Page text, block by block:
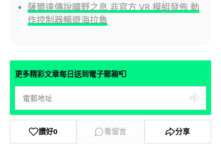
薩爾達傳說曠野之息 非官方 VR 模組發佈 動
作控制器暢遊海拉魯
更多精彩文章每日送到電子郵箱📮
讚好0 看留言 分享